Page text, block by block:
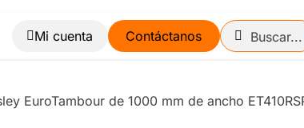
Blog Contáctanos
EuroTambour de 1000 mm de ancho